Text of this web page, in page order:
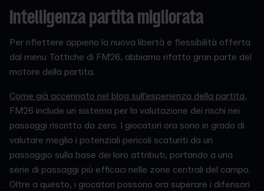
Intelligenza partita migliorata
Per riflettere appieno la nuova libertà e flessibilità offerta
dal menu Tattiche di FM26, abbiamo rifatto gran parte del
motore della partita.
Come già accennato nel blog sull'esperienza della partita,
FM26 include un sistema per la valutazione dei rischi nei
passaggi riscritto da zero. I giocatori ora sono in grado di
valutare meglio i potenziali pericoli scaturiti da un
passaggio sulla base dei loro attributi, portando a una
serie di passaggi più efficaci nelle zone centrali del campo.
Oltre a questo, i giocatori possono ora superare i difensori